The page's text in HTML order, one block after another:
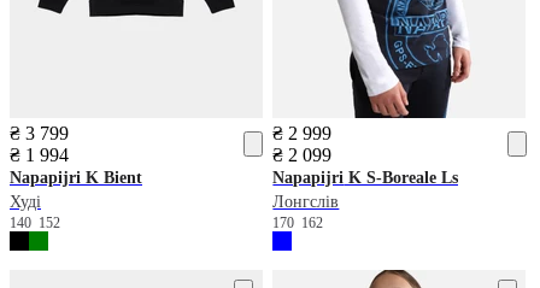
₴ 3 799
₴ 1 994
Napapijri K Bient
Худі
140 152
₴ 2 999
₴ 2 099
Napapijri K S-Boreale Ls
Лонгслів
170 162